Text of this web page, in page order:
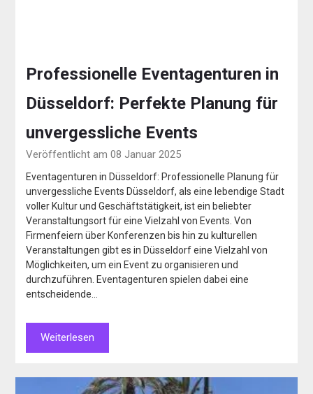
Professionelle Eventagenturen in
Düsseldorf: Perfekte Planung für
unvergessliche Events
Veröffentlicht am 08 Januar 2025
Eventagenturen in Düsseldorf: Professionelle Planung für
unvergessliche Events Düsseldorf, als eine lebendige Stadt
voller Kultur und Geschäftstätigkeit, ist ein beliebter
Veranstaltungsort für eine Vielzahl von Events. Von
Firmenfeiern über Konferenzen bis hin zu kulturellen
Veranstaltungen gibt es in Düsseldorf eine Vielzahl von
Möglichkeiten, um ein Event zu organisieren und
durchzuführen. Eventagenturen spielen dabei eine
entscheidende…
Weiterlesen